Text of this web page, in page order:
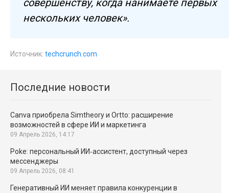
совершенству, когда нанимаете первых
нескольких человек».
Источник: techcrunch.com
Последние новости
Canva приобрела Simtheory и Ortto: расширение
возможностей в сфере ИИ и маркетинга
09 Апрель 2026, 14:17
Poke: персональный ИИ‑ассистент, доступный через
мессенджеры
09 Апрель 2026, 08:41
Генеративный ИИ меняет правила конкуренции в